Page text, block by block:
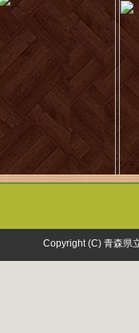
Copyright (C) 青森県